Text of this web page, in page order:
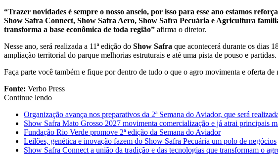
“Trazer novidades é sempre o nosso anseio, por isso para esse ano estamos
Show Safra Connect, Show Safra Aero, Show Safra Pecuária e Agricultura
transforma a base econômica de toda região” afirma o diretor.
Nesse ano, será realizada a 11ª edição do Show Safra que acontecerá durante os dias
ampliação territorial do parque melhorias estruturais e até uma pista de pouso e partidas.
Faça parte você também e fique por dentro de tudo o que o agro movimenta e oferta de
Fonte: Verbo Press
Continue lendo
Organização avança nos preparativos da 2ª Semana do Aviador, que será
Show Safra Mato Grosso 2027 movimenta comercialização e já atrai principais
Fundação Rio Verde promove 2ª edição da Semana do Aviador
Leilões, genética e inovação fazem do Show Safra Pecuária um polo de negócios
Show Safra Connect a união da tradição e das tecnologias que transformam o